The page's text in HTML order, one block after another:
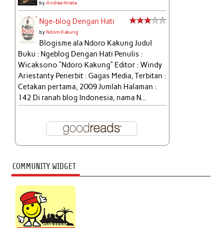
by Andrea Hirata
Nge-blog Dengan Hati
byNdoro Kakung
Blogisme ala Ndoro Kakung Judul
Buku : Ngeblog Dengan Hati Penulis :
Wicaksono “Ndoro Kakung” Editor : Windy
Ariestanty Penerbit : Gagas Media, Terbitan :
Cetakan pertama, 2009 Jumlah Halaman :
142 Di ranah blog Indonesia, nama N...
COMMUNITY WIDGET